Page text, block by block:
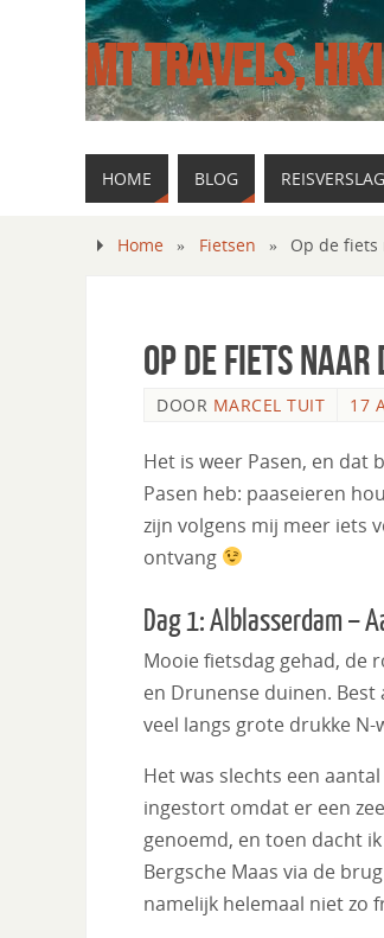
MT TRAVELS,
HOME BLOG
Home » Fietsen » Op de fiets
Op de fiets naar
DOOR MARCEL TUIT 17
Het is weer Pasen, en dat
Pasen heb: paaseieren
zijn volgens mij meer iets
ontvang
Dag 1: Alblasserdam –
Mooie fietsdag gehad, de
en Drunense duinen.
veel langs grote drukke N-
Het was slechts een
ingestort omdat er een
genoemd, en toen dacht
Bergsche Maas via de
namelijk helemaal niet zo